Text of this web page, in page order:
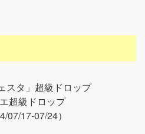
スタ」超級ドロップ
超級ドロップ
07/17-07/24）